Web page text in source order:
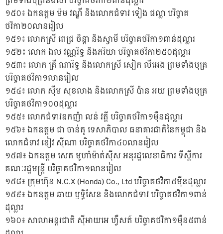
១៥០៖ ឯកឧត្តម ម៉ម វណ្ឌី និងលោកជំទាវ ទៀង ផល្លា បរិច្ចាគ
ថវិកា២០លានរៀល
១៥១៖ លោកស្រី ពេជ្រ ចិន្តា និងស្វាមី បរិច្ចាគថវិកា១ពាន់ដុល្លារ
១៥២៖ លោក ឯល វណ្ណរិទ្ធ និងភរិយា បរិច្ចាគថវិកា២៥០ដុល្លារ
១៥៣៖ លោក គ្រី ណារិទ្ធ និងលោកស្រី សៀក លីអេង ព្រមទាំងបុត្រ
បរិច្ចាគថវិកា១លានរៀល
១៥៤៖ លោក ស៊ីម សុខលាង និងលោកស្រី ប៉ាន អយ ព្រមទាំងបុត្រ
បរិច្ចាគថវិកា១០០ដុល្លារ
១៥៥៖ លោកជំទាវឧកញ៉ា លន់ វត្តី បរិច្ចាគថវិកា១ម៉ឺនដុល្លារ
១៥៦៖ ឯកឧត្តម ជា ចាន់តូ ទេសាភិបាល ធនាគារជាតិនៃកម្ពុជា និង
លោកជំទាវ ខៀវ ស៊ីណា បរិច្ចាគថវិកា៤០លានរៀល
១៥៧៖ ឯកឧត្តម សេត មូហាំម៉ាត់ស៊ីស អនុរដ្ឋលេខាធិការ ទីស្តីការ
គណៈរដ្ឋមន្ត្រី បរិច្ចាគថវិកា១លានរៀល
១៥៨៖ ក្រុមហ៊ុន N.C.X (Honda) Co., Ltd បរិច្ចាគថវិកា៥ម៉ឺនដុល្លារ
១៥៩៖ ឯកឧត្តម ឆាយ ឫទ្ធិសែន និងលោកជំទាវ បរិច្ចាគថវិកា១ពាន់
ដុល្លារ
១៦០៖ សាលាអន្តរជាតិ ស៊ីអាយអេ ហ្វឺសត៍ បរិច្ចាគថវិកា១ម៉ឺន៥ពាន់